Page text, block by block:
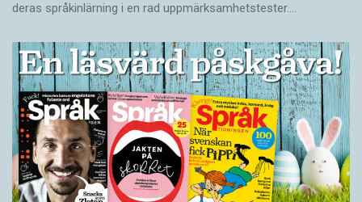
deras språkinlärning i en rad uppmärksamhetstester.…